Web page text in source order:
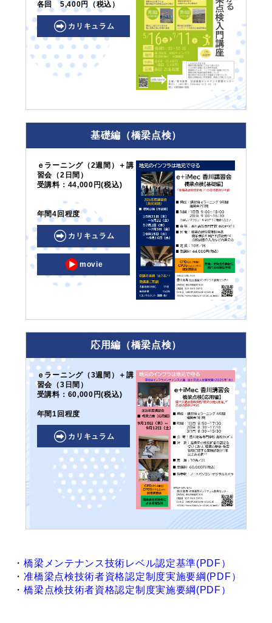
各回 5,400円（税込）
カリキュラム
基礎編（橋梁点検）
ｅラーニング（2週間）＋講
習会（2日間）
受講料：44,000円(税込)
年間4回程度
カリキュラム
movie
応用編（橋梁点検）
ｅラーニング（3週間）＋講
習会（3日間）
受講料：60,000円(税込)
年間1回程度
カリキュラム
・橋梁メンテナンス技術レベル認定基準(PDF）
・准橋梁点検技術者資格認定制度実施要綱(PDF）
・橋梁点検技術者資格認定制度実施要綱(PDF）